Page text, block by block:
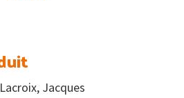
Jacques